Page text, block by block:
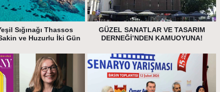
Sığınağı Thassos
ve Huzurlu İki Gün
GÜZEL SANATLAR VE TASARIM
DERNEĞİ’NDEN KAMUOYUNA!